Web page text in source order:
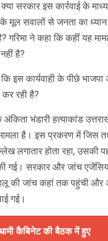
सरकार इस कार्रवाई के
के मूल सवालों से जनता का
गरिमा ने कहा कि कहीं यह
है?
इस कार्यवाही के पीछे
रही है?
भंडारी हत्याकांड
मामला है। इस प्रकरण में जिस
लगातार होता रहा,
गई। सरकार और जांच
की जांच कहां तक पहुंची और
गई।
कैबिनेट की बैठक में हुए